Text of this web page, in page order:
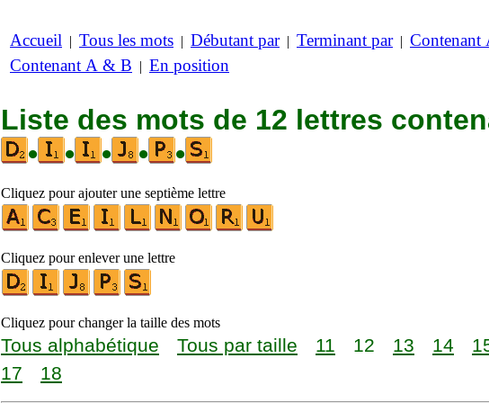
Accueil | Tous les mots | Débutant par| Terminant par| Contenant
Contenant A & B | En position
Liste des mots de 12 lettres
•
• • • •
Cliquez pour ajouter une septième lettre
Cliquez pour enlever une lettre
Cliquez pour changer la taille des mots
Tous alphabétique Tous par taille 11 12 13 14
17
18